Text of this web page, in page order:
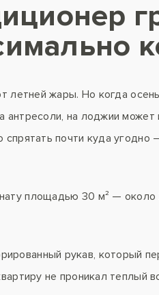
летней жары. Но когда
на лоджии может
почти куда угодно
площадью 30 м² — около
рукав, который
не проникал теплый